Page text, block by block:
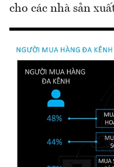
cho các nhà sản